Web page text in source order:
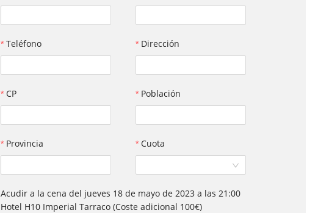
Teléfono Dirección
CP Población
Provincia Cuota
Acudir a la cena del jueves 18 de mayo de 2023 a las 21:00
Hotel H10 Imperial Tarraco (Coste adicional 100€)